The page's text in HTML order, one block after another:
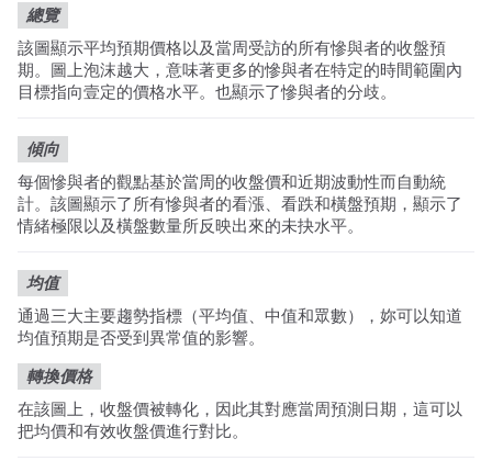
總覽
該圖顯示平均預期價格以及當周受訪的所有慘與者的收盤預
期。圖上泡沫越大，意味著更多的慘與者在特定的時間範圍內
目標指向壹定的價格水平。也顯示了慘與者的分歧。
傾向
每個慘與者的觀點基於當周的收盤價和近期波動性而自動統
計。該圖顯示了所有慘與者的看漲、看跌和橫盤預期，顯示了
情緒極限以及橫盤數量所反映出來的未抉水平。
均值
通過三大主要趨勢指標（平均值、中值和眾數），妳可以知道
均值預期是否受到異常值的影響。
轉換價格
在該圖上，收盤價被轉化，因此其對應當周預測日期，這可以
把均價和有效收盤價進行對比。